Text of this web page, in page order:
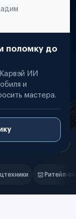
поломку до
ИИ
и
мастера.
Управляющие компании